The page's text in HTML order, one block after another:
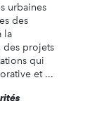
urbaines
des
la
des projets
qui
et ...